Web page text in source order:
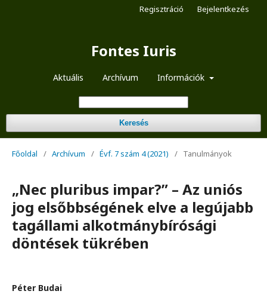
Fontes Iuris
Aktuális Archívum Információk
Keresés
Regisztráció Bejelentkezés
Főoldal / Archívum / Évf. 7 szám 4 (2021) / Tanulmányok
„Nec pluribus impar?” – Az uniós
jog elsőbbségének elve a legújabb
tagállami alkotmánybírósági
döntések tükrében
Péter Budai